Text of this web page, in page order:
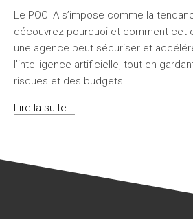
Le POC IA s’impose comme la
découvrez pourquoi et comment cet
une agence peut sécuriser et
l’intelligence artificielle, tout en
risques et des budgets.
Lire la suite...